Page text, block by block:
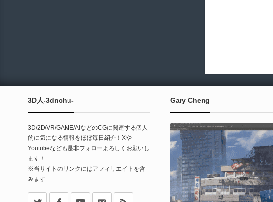
Gary Cheng
3D人-3dnchu-
3D/2D/VR/GAME/AIなどのCGに関連する個人
的に気になる情報をほぼ毎日紹介！Xや
Youtubeなども是非フォローよろしくお願いし
ます！
※当サイトのリンクにはアフィリエイトを含
みます